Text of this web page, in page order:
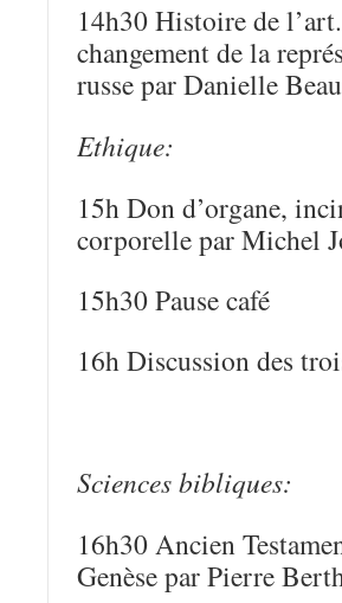
14h30 Histoire de
changement de la
russe par Danielle
Ethique:
15h Don d’organe,
corporelle par Michel
15h30 Pause café
16h Discussion des
Sciences bibliques:
16h30 Ancien
Genèse par Pierre